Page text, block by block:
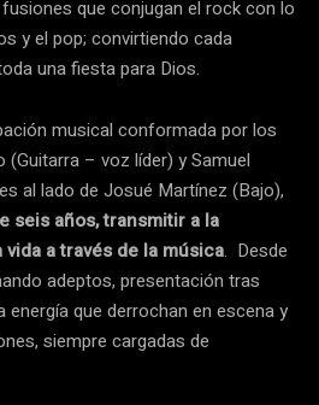
que conjugan el rock con lo
y el pop; convirtiendo cada
una fiesta para Dios.
musical conformada por los
– voz líder) y Samuel
al lado de Josué Martínez (Bajo),
seis años, transmitir a la
a través de la música. Desde
adeptos, presentación tras
energía que derrochan en escena y
siempre cargadas de